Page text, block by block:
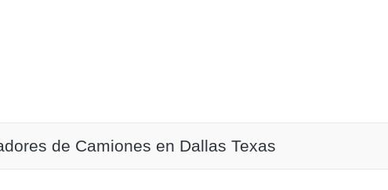
de Camiones en Dallas Texas